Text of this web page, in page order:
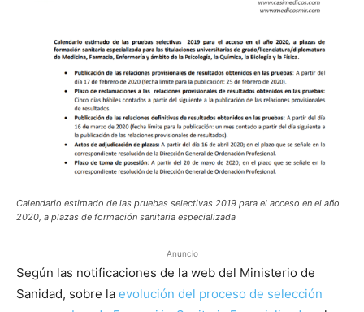
Calendario estimado de las pruebas selectivas 2019 para el acceso en el año
2020, a plazas de formación sanitaria especializada
Anuncio
Según las notificaciones de la web del Ministerio de
Sanidad, sobre la evolución del proceso de selección